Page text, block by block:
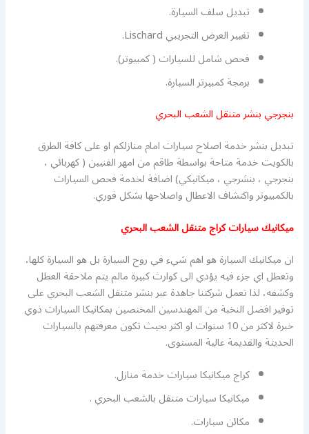
تبديل سلف السيارة.
تغيير العرض التجريبي Lischard.
فحص شامل للسيارات ( كمبيوتر).
برمجة كمبيرتر السيارة.
بنجرجي بنشر متنقل الشعب البحري
تبديل بنشر خدمة اصلاح سيارات امام منازلكم او على كافة الطرق
بالكويت خدمة متاحة بواسطة طاقم من امهر الفنيين ( كهربائي ،
بنجرجي ، بنشرجي ، ميكانيكي) اضافة لخدمة فحص السيارات
بالكمبيوتر واكتشاف الاعطال واصلاحها بشكل فوري.
ميكانيك سيارات كراج متنقل الشعب البحري
ان ميكانيك السيارة هو اهم شيء في روح السيارة بل هو السيارة كلها،
وتعطل اي جزء فيه يؤدي الى كوارث كبيرة مالم يتم ملاحقة العطل
وكشفه، لذا تعمل شركتنا جاهدة عبر بنشر متنقل الشعب البحري على
توفير افضل النخبة من المهندسين المختصين بمكانيكا السيارات ذوي
خبرة لاكثر من 10 سنوات او اكثر بحيث تكون معرفتهم بالسيارات
الحديثة والقديمة عالية المستوى.
كراج ميكانيكا سيارات خدمة منازل.
ميكانيكا سيارات متنقل بالشعب البحري .
مكائن سيارات.